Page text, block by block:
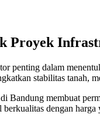
Proyek
penting dalam
stabilitas tanah,
Bandung membuat
dengan